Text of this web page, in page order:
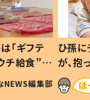
「ギフテ
チ給食”を
令和の親
NEWS編集部
ひ孫
が、
「涙が
い」